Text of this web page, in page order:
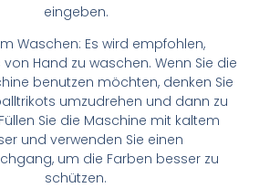
eingeben.
Waschen: Es wird empfohlen,
Hand zu waschen. Wenn Sie die
benutzen möchten, denken Sie
umzudrehen und dann zu
Sie die Maschine mit kaltem
und verwenden Sie einen
um die Farben besser zu
schützen.